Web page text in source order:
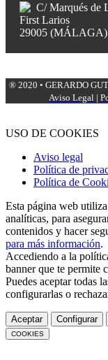
C/ Marqués de
First Larios
29005 (MÁLAGA)
® 2020 • GERARDO
Aviso Legal |
USO DE COOKIES
Aviso legal
Política de
Política de
Esta página web
analíticas, para
contenidos y hacer
para más información.
Accediendo a la
banner que te permite
Puedes aceptar todas
configurarlas o
Aceptar Configurar
COOKIES